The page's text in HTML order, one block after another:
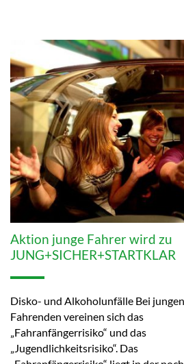
Aktion junge Fahrer wird zu
JUNG+SICHER+STARTKLAR
Disko- und Alkoholunfälle Bei jungen
Fahrenden vereinen sich das
„Fahranfängerrisiko“ und das
„Jugendlichkeitsrisiko“. Das